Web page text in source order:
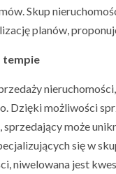
Skup
planów,
tempie
Dzięki możliwości
może
się w
niwelowana jest